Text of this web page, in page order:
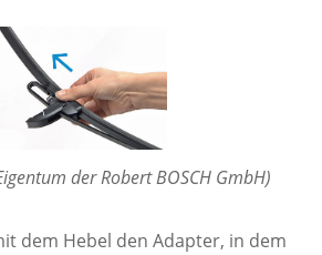
der Robert BOSCH GmbH)
dem Hebel den Adapter, in dem